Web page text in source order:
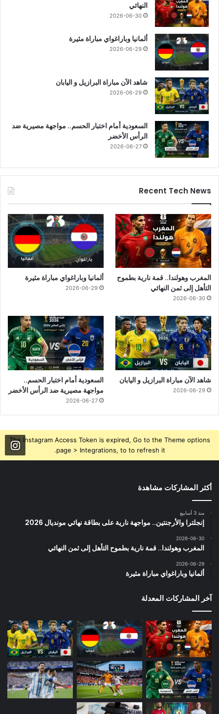
النهائي
2026-06-30
ألمانيا وباراغواي مباراة مثيرة
2026-06-29
شاهد الآن مباراة البرازيل و اليابان
2026-06-29
السعودية أمام اختبار الحسم.. مواجهة مصيرية ضد
الرأس الأخضر
2026-06-27
Recent Tech News
المغرب وهولندا.. قمة نارية بطموح
التأهل إلى ثمن النهائي
2026-06-30
ألمانيا وباراغواي مباراة مثيرة
2026-06-29
شاهد الآن مباراة البرازيل و اليابان
2026-06-29
السعودية أمام اختبار الحسم..
مواجهة مصيرية ضد الرأس الأخضر
2026-06-27
The Instagram Access Token is expired, Go to the Theme options
page > Integrations, to to refresh it.
أكثر المشاركات مشاهدة
منذ 3 أسابيع
إنجلترا والأرجنتين.. مواجهة نارية على بطاقة نهائي مونديال 2026
2026-06-30
المغرب وهولندا.. قمة نارية بطموح التأهل إلى ثمن النهائي
2026-06-29
ألمانيا وباراغواي مباراة مثيرة
آخر المشاركات المعدلة